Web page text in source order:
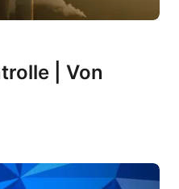
| Von